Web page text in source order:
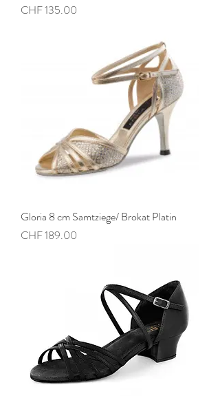
Preis
CHF 135.00
Gloria 8 cm Samtziege/ Brokat Platin
Preis
CHF 189.00